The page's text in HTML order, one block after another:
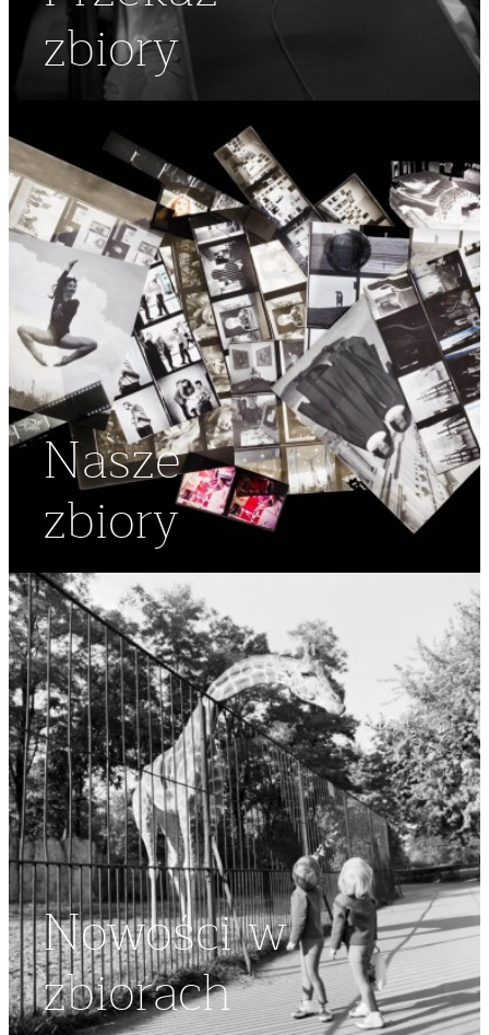
zbiory
Nasze
zbiory
Nowości w
zbiorach